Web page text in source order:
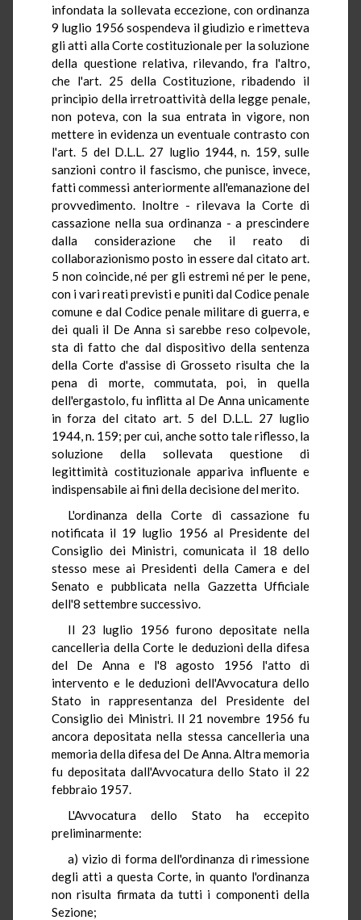
infondata la sollevata eccezione, con ordinanza
9 luglio 1956 sospendeva il giudizio e rimetteva
gli atti alla Corte costituzionale per la soluzione
della questione relativa, rilevando, fra l'altro,
che l'art. 25 della Costituzione, ribadendo il
principio della irretroattività della legge penale,
non poteva, con la sua entrata in vigore, non
mettere in evidenza un eventuale contrasto con
l'art. 5 del D.L.L. 27 luglio 1944, n. 159, sulle
sanzioni contro il fascismo, che punisce, invece,
fatti commessi anteriormente all'emanazione del
provvedimento. Inoltre - rilevava la Corte di
cassazione nella sua ordinanza - a prescindere
dalla considerazione che il reato di
collaborazionismo posto in essere dal citato art.
5 non coincide, né per gli estremi né per le pene,
con i vari reati previsti e puniti dal Codice penale
comune e dal Codice penale militare di guerra, e
dei quali il De Anna si sarebbe reso colpevole,
sta di fatto che dal dispositivo della sentenza
della Corte d'assise di Grosseto risulta che la
pena di morte, commutata, poi, in quella
dell'ergastolo, fu inflitta al De Anna unicamente
in forza del citato art. 5 del D.L.L. 27 luglio
1944, n. 159; per cui, anche sotto tale riflesso, la
soluzione della sollevata questione di
legittimità costituzionale appariva influente e
indispensabile ai fini della decisione del merito.
L'ordinanza della Corte di cassazione fu
notificata il 19 luglio 1956 al Presidente del
Consiglio dei Ministri, comunicata il 18 dello
stesso mese ai Presidenti della Camera e del
Senato e pubblicata nella Gazzetta Ufficiale
dell'8 settembre successivo.
Il 23 luglio 1956 furono depositate nella
cancelleria della Corte le deduzioni della difesa
del De Anna e l'8 agosto 1956 l'atto di
intervento e le deduzioni dell'Avvocatura dello
Stato in rappresentanza del Presidente del
Consiglio dei Ministri. Il 21 novembre 1956 fu
ancora depositata nella stessa cancelleria una
memoria della difesa del De Anna. Altra memoria
fu depositata dall'Avvocatura dello Stato il 22
febbraio 1957.
L'Avvocatura dello Stato ha eccepito
preliminarmente:
a) vizio di forma dell'ordinanza di rimessione
degli atti a questa Corte, in quanto l'ordinanza
non risulta firmata da tutti i componenti della
Sezione;